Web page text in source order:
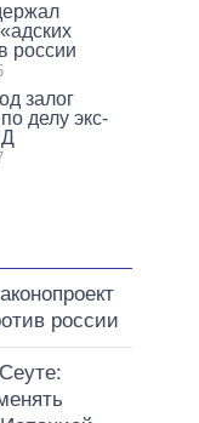
россии
залог
делу экс-
россии